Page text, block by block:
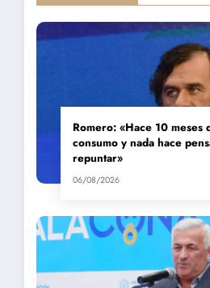
Romero: «Hace 10 meses
consumo y nada hace
repuntar»
06/08/2026